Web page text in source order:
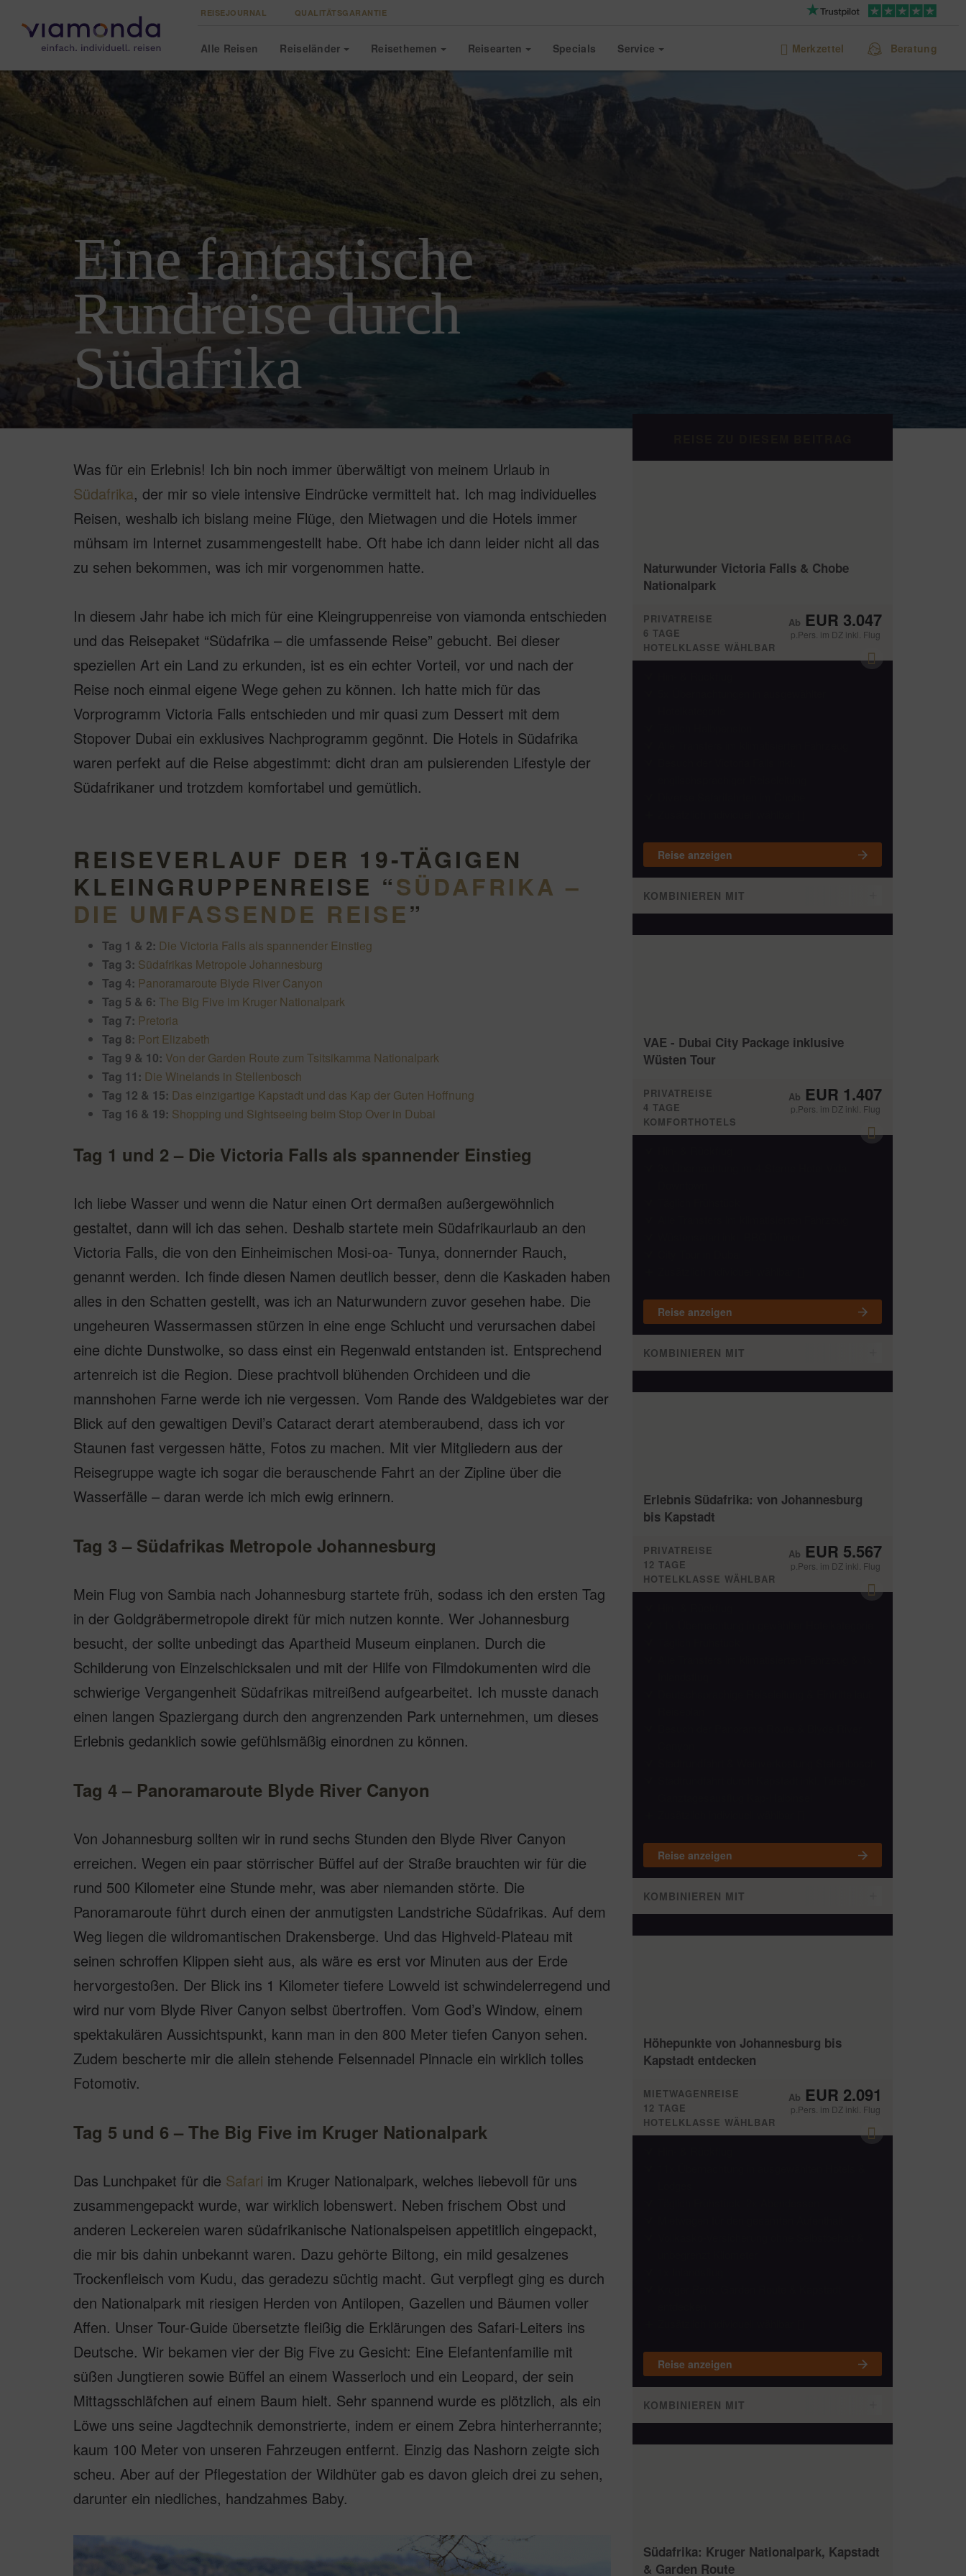
REISEJOURNAL QUALITÄTSGARANTIE
Alle Reisen Reiseländer Reisethemen Reisearten Specials Service Merkzettel Beratung
Eine fantastische
Rundreise durch
Südafrika
Was für ein Erlebnis! Ich bin noch immer überwältigt von meinem Urlaub in
Südafrika, der mir so viele intensive Eindrücke vermittelt hat. Ich mag individuelles
Reisen, weshalb ich bislang meine Flüge, den Mietwagen und die Hotels immer
mühsam im Internet zusammengestellt habe. Oft habe ich dann leider nicht all das
zu sehen bekommen, was ich mir vorgenommen hatte.
In diesem Jahr habe ich mich für eine Kleingruppenreise von viamonda entschieden
und das Reisepaket “Südafrika – die umfassende Reise” gebucht. Bei dieser
speziellen Art ein Land zu erkunden, ist es ein echter Vorteil, vor und nach der
Reise noch einmal eigene Wege gehen zu können. Ich hatte mich für das
Vorprogramm Victoria Falls entschieden und mir quasi zum Dessert mit dem
Stopover Dubai ein exklusives Nachprogramm gegönnt. Die Hotels in Südafrika
waren perfekt auf die Reise abgestimmt: dicht dran am pulsierenden Lifestyle der
Südafrikaner und trotzdem komfortabel und gemütlich.
REISEVERLAUF DER 19-TÄGIGEN
KLEINGRUPPENREISE “SÜDAFRIKA –
DIE UMFASSENDE REISE”
Tag 1 & 2: Die Victoria Falls als spannender Einstieg
Tag 3: Südafrikas Metropole Johannesburg
Tag 4: Panoramaroute Blyde River Canyon
Tag 5 & 6: The Big Five im Kruger Nationalpark
Tag 7: Pretoria
Tag 8: Port Elizabeth
Tag 9 & 10: Von der Garden Route zum Tsitsikamma Nationalpark
Tag 11: Die Winelands in Stellenbosch
Tag 12 & 15: Das einzigartige Kapstadt und das Kap der Guten Hoffnung
Tag 16 & 19: Shopping und Sightseeing beim Stop Over in Dubai
Tag 1 und 2 – Die Victoria Falls als spannender Einstieg
Ich liebe Wasser und wenn die Natur einen Ort dermaßen außergewöhnlich
gestaltet, dann will ich das sehen. Deshalb startete mein Südafrikaurlaub an den
Victoria Falls, die von den Einheimischen Mosi-oa- Tunya, donnernder Rauch,
genannt werden. Ich finde diesen Namen deutlich besser, denn die Kaskaden haben
alles in den Schatten gestellt, was ich an Naturwundern zuvor gesehen habe. Die
ungeheuren Wassermassen stürzen in eine enge Schlucht und verursachen dabei
eine dichte Dunstwolke, so dass einst ein Regenwald entstanden ist. Entsprechend
artenreich ist die Region. Diese prachtvoll blühenden Orchideen und die
mannshohen Farne werde ich nie vergessen. Vom Rande des Waldgebietes war der
Blick auf den gewaltigen Devil’s Cataract derart atemberaubend, dass ich vor
Staunen fast vergessen hätte, Fotos zu machen. Mit vier Mitgliedern aus der
Reisegruppe wagte ich sogar die berauschende Fahrt an der Zipline über die
Wasserfälle – daran werde ich mich ewig erinnern.
Tag 3 – Südafrikas Metropole Johannesburg
Mein Flug von Sambia nach Johannesburg startete früh, sodass ich den ersten Tag
in der Goldgräbermetropole direkt für mich nutzen konnte. Wer Johannesburg
besucht, der sollte unbedingt das Apartheid Museum einplanen. Durch die
Schilderung von Einzelschicksalen und mit der Hilfe von Filmdokumenten wird die
schwierige Vergangenheit Südafrikas mitreißend aufgearbeitet. Ich musste danach
einen langen Spaziergang durch den angrenzenden Park unternehmen, um dieses
Erlebnis gedanklich sowie gefühlsmäßig einordnen zu können.
Tag 4 – Panoramaroute Blyde River Canyon
Von Johannesburg sollten wir in rund sechs Stunden den Blyde River Canyon
erreichen. Wegen ein paar störrischer Büffel auf der Straße brauchten wir für die
rund 500 Kilometer eine Stunde mehr, was aber niemanden störte. Die
Panoramaroute führt durch einen der anmutigsten Landstriche Südafrikas. Auf dem
Weg liegen die wildromantischen Drakensberge. Und das Highveld-Plateau mit
seinen schroffen Klippen sieht aus, als wäre es erst vor Minuten aus der Erde
hervorgestoßen. Der Blick ins 1 Kilometer tiefere Lowveld ist schwindelerregend und
wird nur vom Blyde River Canyon selbst übertroffen. Vom God’s Window, einem
spektakulären Aussichtspunkt, kann man in den 800 Meter tiefen Canyon sehen.
Zudem bescherte mir die allein stehende Felsennadel Pinnacle ein wirklich tolles
Fotomotiv.
Tag 5 und 6 – The Big Five im Kruger Nationalpark
Das Lunchpaket für die Safari im Kruger Nationalpark, welches liebevoll für uns
zusammengepackt wurde, war wirklich lobenswert. Neben frischem Obst und
anderen Leckereien waren südafrikanische Nationalspeisen appetitlich eingepackt,
die mir bis dahin unbekannt waren. Dazu gehörte Biltong, ein mild gesalzenes
Trockenfleisch vom Kudu, das geradezu süchtig macht. Gut verpflegt ging es durch
den Nationalpark mit riesigen Herden von Antilopen, Gazellen und Bäumen voller
Affen. Unser Tour-Guide übersetzte fleißig die Erklärungen des Safari-Leiters ins
Deutsche. Wir bekamen vier der Big Five zu Gesicht: Eine Elefantenfamilie mit
süßen Jungtieren sowie Büffel an einem Wasserloch und ein Leopard, der sein
Mittagsschläfchen auf einem Baum hielt. Sehr spannend wurde es plötzlich, als ein
Löwe uns seine Jagdtechnik demonstrierte, indem er einem Zebra hinterherrannte;
kaum 100 Meter von unseren Fahrzeugen entfernt. Einzig das Nashorn zeigte sich
scheu. Aber auf der Pflegestation der Wildhüter gab es davon gleich drei zu sehen,
darunter ein niedliches, handzahmes Baby.
Naturwunder Victoria Falls & Chobe
Nationalpark
PRIVATREISE
6 TAGE
HOTELKLASSE WÄHLBAR
EUR 3.047
p.Pers. im DZ inkl. Flug
Reise anzeigen
KOMBINIEREN MIT
VAE - Dubai City Package inklusive
Wüsten Tour
PRIVATREISE
4 TAGE
KOMFORTHOTELS
EUR 1.407
p.Pers. im DZ inkl. Flug
Reise anzeigen
KOMBINIEREN MIT
Erlebnis Südafrika: von Johannesburg
bis Kapstadt
PRIVATREISE
12 TAGE
HOTELKLASSE WÄHLBAR
EUR 5.567
p.Pers. im DZ inkl. Flug
Reise anzeigen
KOMBINIEREN MIT
Höhepunkte von Johannesburg bis
Kapstadt entdecken
MIETWAGENREISE
12 TAGE
HOTELKLASSE WÄHLBAR
EUR 2.091
p.Pers. im DZ inkl. Flug
Reise anzeigen
KOMBINIEREN MIT
Südafrika: Kruger Nationalpark, Kapstadt
& Garden Route